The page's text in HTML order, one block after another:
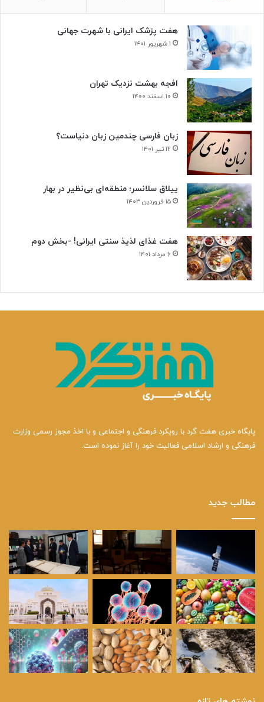
هفت پزشک ایرانی با شهرت جهانی
۱ شهریور ۱۴۰۱
افجه بهشت نزدیک تهران
۱۰ اسفند ۱۴۰۰
زبان فارسی چندمین زبان دنیاست؟
۱۲ تیر ۱۴۰۱
ییلاق سلانسر؛ منطقه‌ای بی‌نظیر در بهار
۱۵ فروردین ۱۴۰۳
هفت غذای لذیذ سنتی ایرانی! -بخش دوم
۶ مرداد ۱۴۰۱
پایگاه خبری هفت گرد با رویکرد فرهنگی و اجتماعی و با اخذ مجوز رسمی وزارت
فرهنگی و ارشاد اسلامی فعالیت خود را آغاز نموده است.
مطالب جدید